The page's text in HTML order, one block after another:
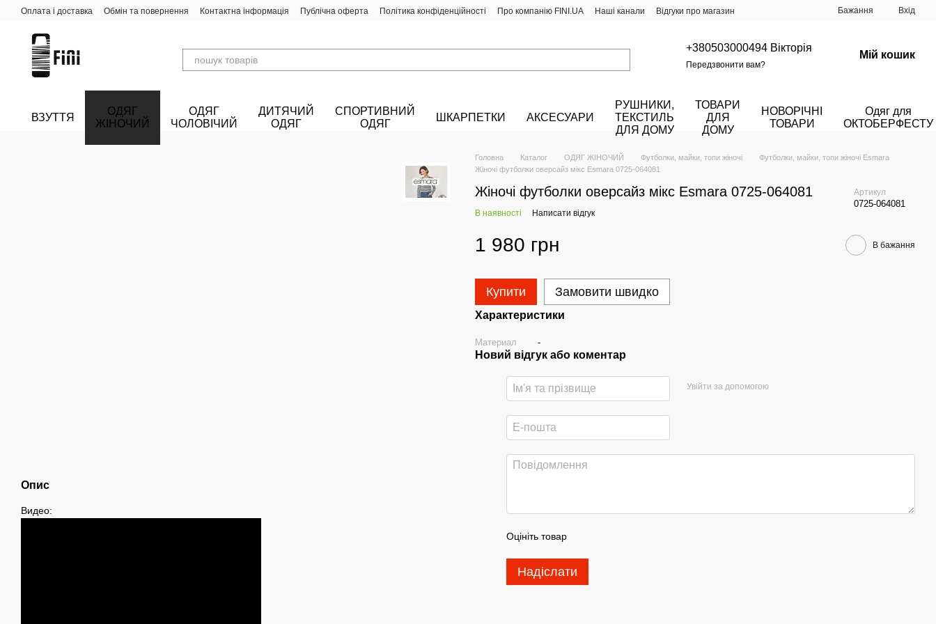
Перейти до основного контенту
Оплата і доставка Обмін та повернення Контактна інформація Публічна оферта Політика конфіденційності Про компанію FINI.UA Наші канали Відгуки про магазин Бажання Вхід
+380503000494 Вікторія
Передзвонити вам?
Мій кошик
ВЗУТТЯ
ОДЯГ
ЖІНОЧИЙ
ОДЯГ
ЧОЛОВІЧИЙ
ДИТЯЧИЙ
ОДЯГ
СПОРТИВНИЙ
ОДЯГ
ШКАРПЕТКИ АКСЕСУАРИ
РУШНИКИ,
ТЕКСТИЛЬ
ДЛЯ ДОМУ
ТОВАРИ
ДЛЯ
ДОМУ
НОВОРІЧНІ
ТОВАРИ
Одяг для
ОКТОБЕРФЕСТУ
Опис
Видео:
Головна Каталог ОДЯГ ЖІНОЧИЙ Футболки, майки, топи жіночі
Футболки, майки, топи жіночі Esmara
Жіночі футболки оверсайз мікс Esmara 0725-064081
Жіночі футболки оверсайз мікс Esmara 0725-064081 Артикул
0725-064081
В наявності Написати відгук
1 980 грн В бажання
Купити Замовити швидко
Характеристики
Материал -
Новий відгук або коментар
Увійти за допомогою
Оцініть товар
Надіслати